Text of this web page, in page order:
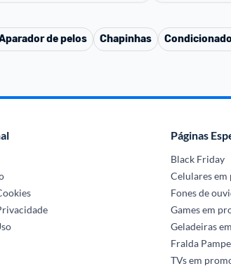
de pelos Chapinhas
Páginas
Black Friday
Celulares em
Fones de
Games em
Geladeiras
Fralda
TVs em